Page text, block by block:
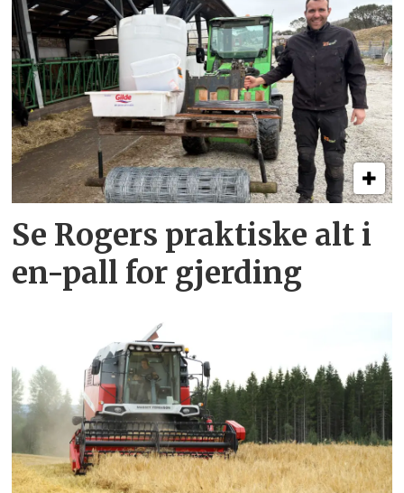
Se Rogers praktiske alt i
en-pall for gjerding